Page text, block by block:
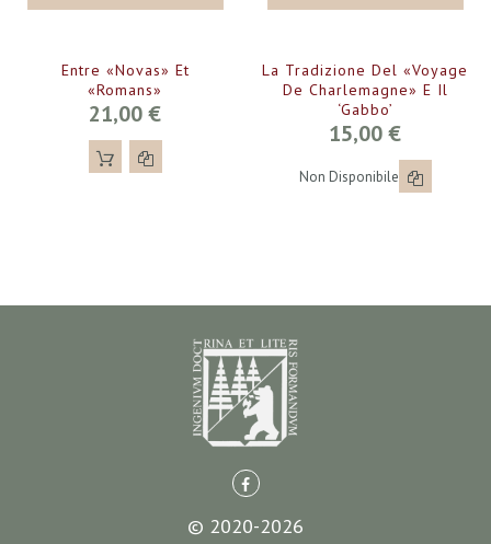
Entre «novas» Et
«romans»
21,00 €
La Tradizione Del «Voyage
De Charlemagne» E Il
‘gabbo’
15,00 €
Non Disponibile
© 2020-2026